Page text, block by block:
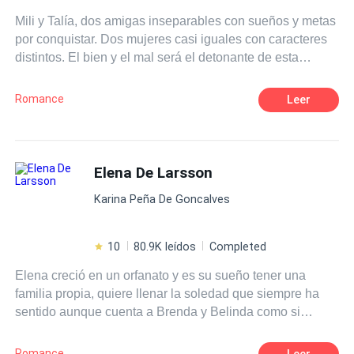
Mili y Talía, dos amigas inseparables con sueños y metas
por conquistar. Dos mujeres casi iguales con caracteres
distintos. El bien y el mal será el detonante de esta
lucharán para poder pertenecer al corazón del único
pasión hechizada.
Romance Leer
Elena De Larsson
Karina Peña De Goncalves
10 80.9K leídos Completed
Elena creció en un orfanato y es su sueño tener una
familia propia, quiere llenar la soledad que siempre ha
sentido aunque cuenta a Brenda y Belinda como si
Bernhard Larsson un maduro y muy guapo magnate